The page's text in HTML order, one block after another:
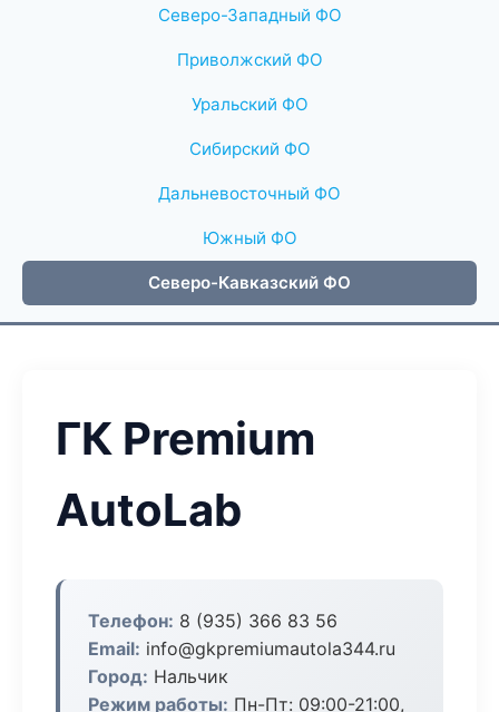
Северо-Западный ФО
Приволжский ФО
Уральский ФО
Сибирский ФО
Дальневосточный ФО
Южный ФО
Северо-Кавказский ФО
ГК Premium
AutoLab
Телефон: 8 (935) 366 83 56
Email: info@gkpremiumautola344.ru
Город: Нальчик
Режим работы: Пн-Пт: 09:00-21:00,